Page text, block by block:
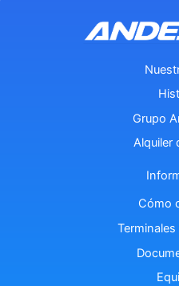
Grupo
Alquiler
Cómo